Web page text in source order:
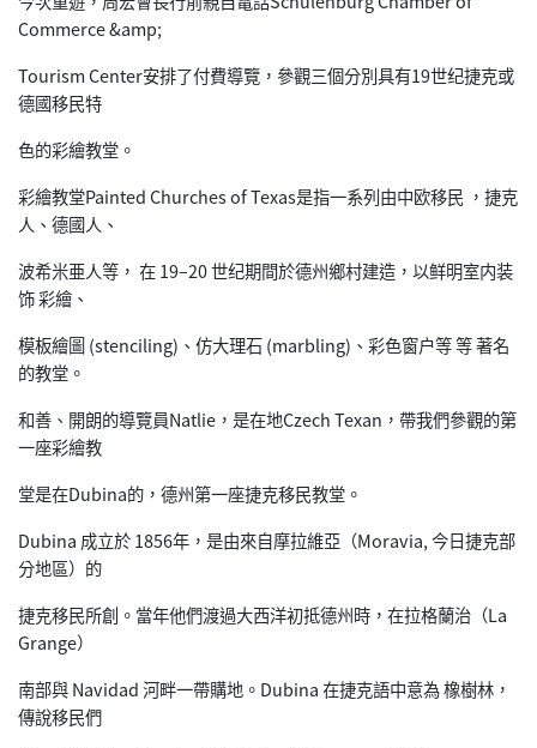
Commerce &amp;
Tourism Center安排了付費導覽，參觀三個分別具有19世纪捷克或
德國移民特
色的彩繪教堂。
彩繪教堂Painted Churches of Texas是指一系列由中欧移民 ，捷克
人、德國人、
波希米亜人等， 在 19–20 世纪期間於德州鄉村建造，以鲜明室内装
饰 彩繪、
模板繪圖 (stenciling)、仿大理石 (marbling)、彩色窗户等 等 著名
的教堂。
和善、開朗的導覽員Natlie，是在地Czech Texan，帶我們參觀的第
一座彩繪教
堂是在Dubina的，德州第一座捷克移民教堂。
Dubina 成立於 1856年，是由來自摩拉維亞（Moravia, 今日捷克部
分地區）的
捷克移民所創。當年他們渡過大西洋初抵德州時，在拉格蘭治（La
Grange）
南部與 Navidad 河畔一帶購地。Dubina 在捷克語中意為 橡樹林，
傳說移民們